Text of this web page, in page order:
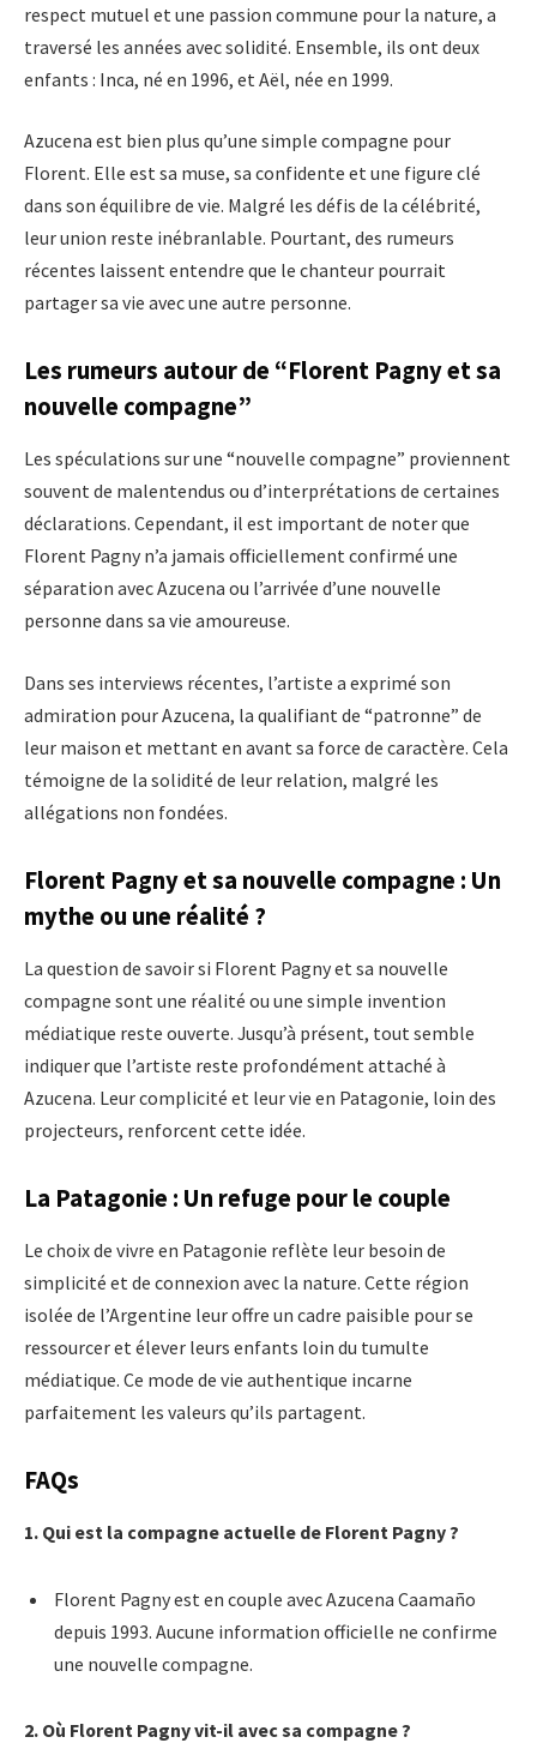
respect mutuel et une passion commune pour la nature, a
traversé les années avec solidité. Ensemble, ils ont deux
enfants : Inca, né en 1996, et Aël, née en 1999.
Azucena est bien plus qu’une simple compagne pour
Florent. Elle est sa muse, sa confidente et une figure clé
dans son équilibre de vie. Malgré les défis de la célébrité,
leur union reste inébranlable. Pourtant, des rumeurs
récentes laissent entendre que le chanteur pourrait
partager sa vie avec une autre personne.
Les rumeurs autour de “Florent Pagny et sa
nouvelle compagne”
Les spéculations sur une “nouvelle compagne” proviennent
souvent de malentendus ou d’interprétations de certaines
déclarations. Cependant, il est important de noter que
Florent Pagny n’a jamais officiellement confirmé une
séparation avec Azucena ou l’arrivée d’une nouvelle
personne dans sa vie amoureuse.
Dans ses interviews récentes, l’artiste a exprimé son
admiration pour Azucena, la qualifiant de “patronne” de
leur maison et mettant en avant sa force de caractère. Cela
témoigne de la solidité de leur relation, malgré les
allégations non fondées.
Florent Pagny et sa nouvelle compagne : Un
mythe ou une réalité ?
La question de savoir si Florent Pagny et sa nouvelle
compagne sont une réalité ou une simple invention
médiatique reste ouverte. Jusqu’à présent, tout semble
indiquer que l’artiste reste profondément attaché à
Azucena. Leur complicité et leur vie en Patagonie, loin des
projecteurs, renforcent cette idée.
La Patagonie : Un refuge pour le couple
Le choix de vivre en Patagonie reflète leur besoin de
simplicité et de connexion avec la nature. Cette région
isolée de l’Argentine leur offre un cadre paisible pour se
ressourcer et élever leurs enfants loin du tumulte
médiatique. Ce mode de vie authentique incarne
parfaitement les valeurs qu’ils partagent.
FAQs
1. Qui est la compagne actuelle de Florent Pagny ?
Florent Pagny est en couple avec Azucena Caamaño
depuis 1993. Aucune information officielle ne confirme
une nouvelle compagne.
2. Où Florent Pagny vit-il avec sa compagne ?